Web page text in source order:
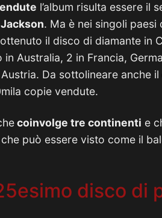
l’album risulta essere il
. Ma è nei singoli
il disco di diamante in
Australia, 2 in Francia,
Da sottolineare anche
copie vendute.
coinvolge tre continenti e
può essere visto come il
disco di